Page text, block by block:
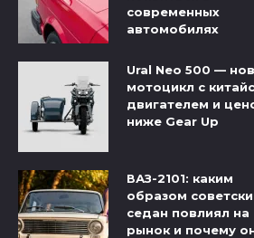
современных
автомобилях
Ural Neo 500 —
мотоцикл с
двигателем и
ниже Gear Up
ВАЗ-2101: каким
образом
седан повлиял на
рынок и почему